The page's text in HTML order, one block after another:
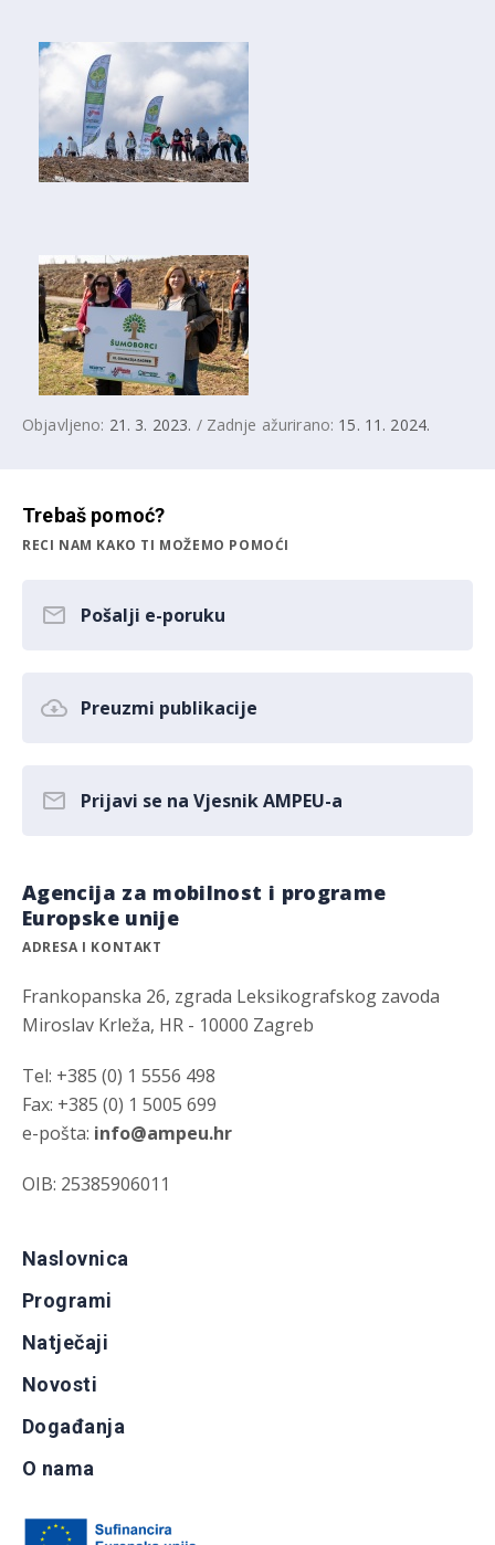
Objavljeno: 21. 3. 2023. / Zadnje ažurirano: 15. 11. 2024.
Trebaš pomoć?
RECI NAM KAKO TI MOŽEMO POMOĆI
Pošalji e-poruku
Preuzmi publikacije
Prijavi se na Vjesnik AMPEU-a
Agencija za mobilnost i programe
Europske unije
ADRESA I KONTAKT
Frankopanska 26, zgrada Leksikografskog zavoda
Miroslav Krleža, HR - 10000 Zagreb
Tel: +385 (0) 1 5556 498
Fax: +385 (0) 1 5005 699
e-pošta: info@ampeu.hr
OIB: 25385906011
Naslovnica
Programi
Natječaji
Novosti
Događanja
O nama